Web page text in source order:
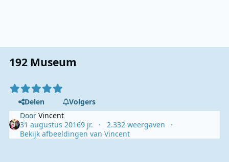
192 Museum
Delen
Volgers
DoorVincent
31 augustus 20169 jr.
2.332 weergaven
Bekijk afbeeldingen van Vincent